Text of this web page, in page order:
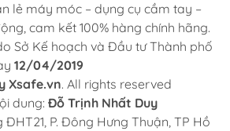
lẻ máy móc – dụng cụ cầm tay –
cam kết 100% hàng chính hãng.
Sở Kế hoạch và Đầu tư Thành phố
12/04/2019
Xsafe.vn. All rights reserved
dung: Đỗ Trịnh Nhất Duy
P. Đông Hưng Thuận, TP Hồ